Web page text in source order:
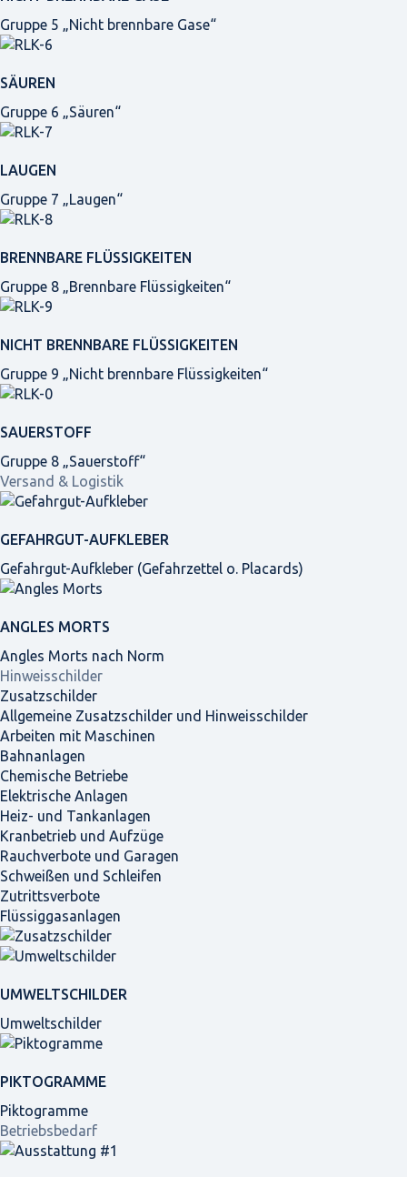
Gruppe 5 „Nicht brennbare Gase“
SÄUREN
Gruppe 6 „Säuren“
LAUGEN
Gruppe 7 „Laugen“
BRENNBARE FLÜSSIGKEITEN
Gruppe 8 „Brennbare Flüssigkeiten“
NICHT BRENNBARE FLÜSSIGKEITEN
Gruppe 9 „Nicht brennbare Flüssigkeiten“
SAUERSTOFF
Gruppe 8 „Sauerstoff“
Versand & Logistik
GEFAHRGUT-AUFKLEBER
Gefahrgut-Aufkleber (Gefahrzettel o. Placards)
ANGLES MORTS
Angles Morts nach Norm
Hinweisschilder
Zusatzschilder
Allgemeine Zusatzschilder und Hinweisschilder
Arbeiten mit Maschinen
Bahnanlagen
Chemische Betriebe
Elektrische Anlagen
Heiz- und Tankanlagen
Kranbetrieb und Aufzüge
Rauchverbote und Garagen
Schweißen und Schleifen
Zutrittsverbote
Flüssiggasanlagen
UMWELTSCHILDER
Umweltschilder
PIKTOGRAMME
Piktogramme
Betriebsbedarf